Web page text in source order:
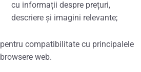
cu informații despre prețuri,
descriere și imagini relevante;
pentru compatibilitate cu principalele
browsere web.